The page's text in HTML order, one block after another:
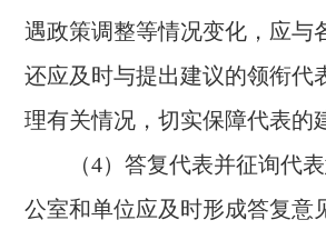
遇政策调整等情况变化，应与
还应及时与提出建议的领衔代
理有关情况，切实保障代表的
（4）答复代表并征询代
公室和单位应及时形成答复意